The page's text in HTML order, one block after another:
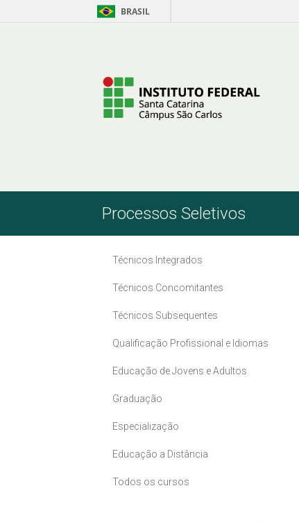
Pular para o Conteúdo BRASIL
Processos Seletivos
Técnicos Integrados
Técnicos Concomitantes
Técnicos Subsequentes
Qualificação Profissional e Idiomas
Educação de Jovens e Adultos
Graduação
Especialização
Educação a Distância
Todos os cursos